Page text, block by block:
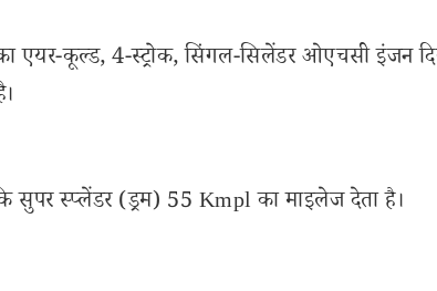
एयर-कूल्ड, 4-स्ट्रोक, सिंगल-सिलेंडर ओएचसी इंजन
सुपर स्प्लेंडर (ड्रम) 55 Kmpl का माइलेज देता है।